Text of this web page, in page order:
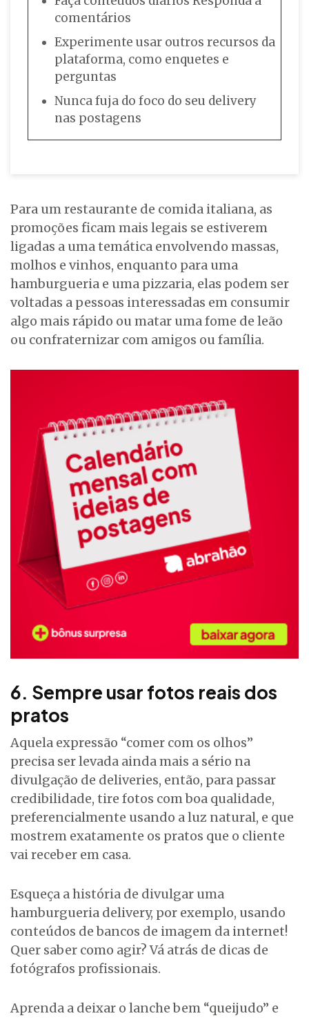
comentários
Experimente usar outros recursos da
plataforma, como enquetes e
perguntas
Nunca fuja do foco do seu delivery
nas postagens
Para um restaurante de comida italiana, as
promoções ficam mais legais se estiverem
ligadas a uma temática envolvendo massas,
molhos e vinhos, enquanto para uma
hamburgueria e uma pizzaria, elas podem ser
voltadas a pessoas interessadas em consumir
algo mais rápido ou matar uma fome de leão
ou confraternizar com amigos ou família.
6. Sempre usar fotos reais dos
pratos
Aquela expressão “comer com os olhos”
precisa ser levada ainda mais a sério na
divulgação de deliveries, então, para passar
credibilidade, tire fotos com boa qualidade,
preferencialmente usando a luz natural, e que
mostrem exatamente os pratos que o cliente
vai receber em casa.
Esqueça a história de divulgar uma
hamburgueria delivery, por exemplo, usando
conteúdos de bancos de imagem da internet!
Quer saber como agir? Vá atrás de dicas de
fotógrafos profissionais.
Aprenda a deixar o lanche bem “queijudo” e